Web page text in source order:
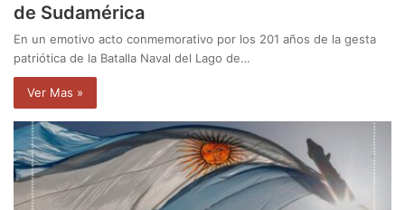
de Sudamérica
En un emotivo acto conmemorativo por los 201 años de la gesta
patriótica de la Batalla Naval del Lago de…
Ver Mas »